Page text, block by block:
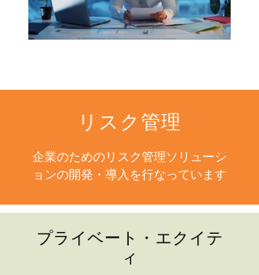
リスク管理
企業のためのリスク管理ソリューシ
ョンの開発・導入を行なっています
プライベート・エクイテ
ィ